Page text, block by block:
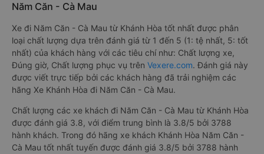
Năm Căn - Cà Mau
Xe đi Năm Căn - Cà Mau từ Khánh Hòa tốt nhất được phân
loại chất lượng dựa trên đánh giá từ 1 đến 5 (1: tệ nhất, 5: tốt
nhất) của khách hàng với các tiêu chí như: Chất lượng xe,
Đúng giờ, Chất lượng phục vụ trên Vexere.com. Đánh giá này
được viết trực tiếp bởi các khách hàng đã trải nghiệm các
hãng Xe Khánh Hòa đi Năm Căn - Cà Mau.
Chất lượng các xe khách đi Năm Căn - Cà Mau từ Khánh Hòa
được đánh giá 3.8, với điểm trung bình là 3.8/5 bởi 3788
hành khách. Trong đó hãng xe khách Khánh Hòa Năm Căn -
Cà Mau tốt nhất tuyến được đánh giá 3.8/5 bởi 3788 hành